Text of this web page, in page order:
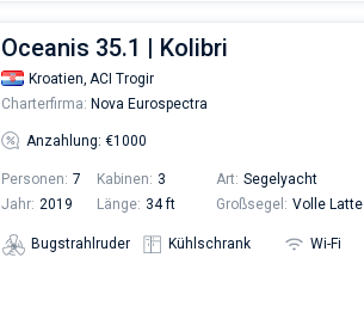
Oceanis 35.1 | Kolibri
Kroatien, ACI Trogir
Charterfirma: Nova Eurospectra
Anzahlung: €1000
Personen: 7 Kabinen: 3 Art: Segelyacht
Jahr: 2019 Länge: 34 ft Großsegel: Volle Latte
Bugstrahlruder Kühlschrank Wi-Fi